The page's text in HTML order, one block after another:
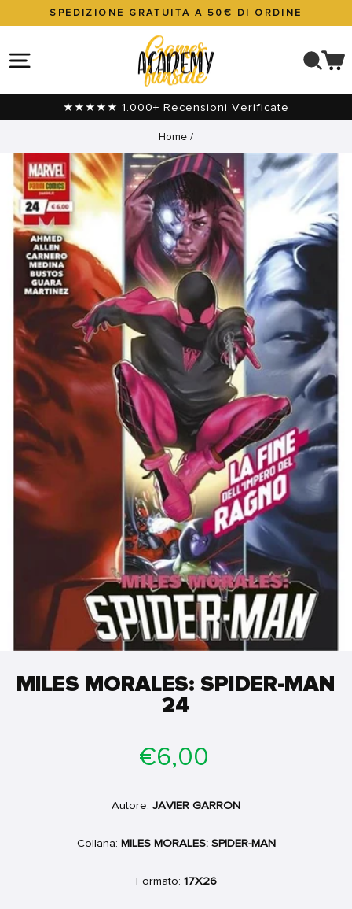
direttamente
contenuti
in
pausa
presentazione
SPEDIZIONE GRATUITA A 50€ DI ORDINE
NAVIGAZIONE DEL SITO
★★★★★ 1.000+ Recensioni Verificate
Home /
MILES MORALES: SPIDER-MAN
24
Prezzo
di
€6,00
Autore: JAVIER GARRON
Collana: MILES MORALES: SPIDER-MAN
Formato: 17X26